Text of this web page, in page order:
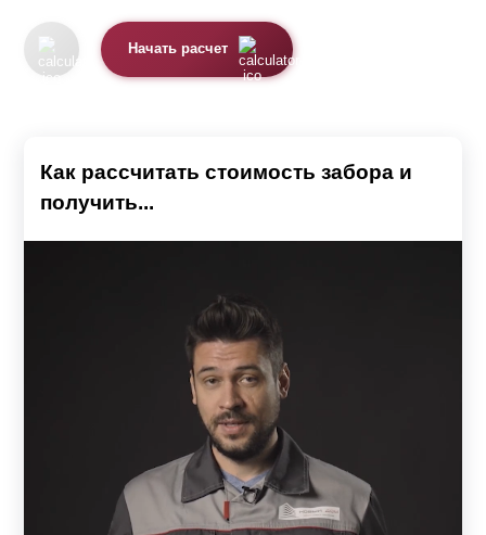
Начать расчет
Как рассчитать стоимость забора и
получить...